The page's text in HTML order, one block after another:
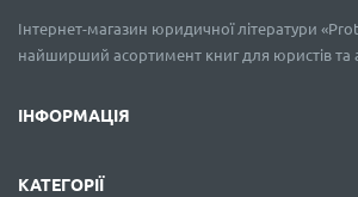
Інтернет-магазин юридичної літератури
найширший асортимент книг для юристів та
ІНФОРМАЦІЯ
КАТЕГОРІЇ